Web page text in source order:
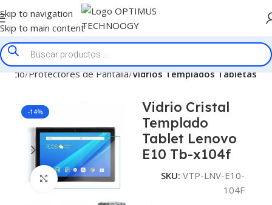
Skip to navigation
Skip to main content
Inicio Protectores de Pantalla Vidrios Templados Tabletas
-14%
Click to enlarge
Vidrio Cristal
Templado
Tablet Lenovo
E10 Tb-x104f
SKU: VTP-LNV-E10-
104F